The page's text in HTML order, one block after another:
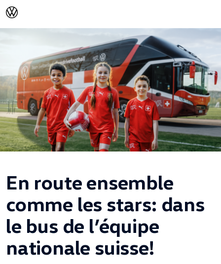
En route ensemble
comme les stars: dans
le bus de l’équipe
nationale suisse!